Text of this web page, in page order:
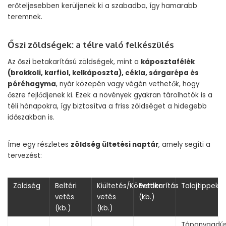
erőteljesebben kerüljenek ki a szabadba, így hamarabb
teremnek.
Őszi zöldségek: a télre való felkészülés
Az őszi betakarítású zöldségek, mint a káposztafélék
(brokkoli, karfiol, kelkáposzta), cékla, sárgarépa és
póréhagyma, nyár közepén vagy végén vethetők, hogy
őszre fejlődjenek ki. Ezek a növények gyakran tárolhatók is a
téli hónapokra, így biztosítva a friss zöldséget a hidegebb
időszakban is.
Íme egy részletes zöldség ültetési naptár, amely segíti a
tervezést:
Zöldség
Beltéri
vetés
(kb.)
Kiültetés/Közvetlen
vetés
(kb.)
Betakarítás
(kb.)
Talajtippek